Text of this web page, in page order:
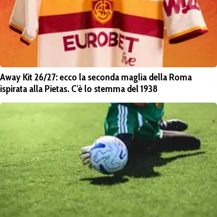
Away Kit 26/27: ecco la seconda maglia della Roma
ispirata alla Pietas. C'è lo stemma del 1938